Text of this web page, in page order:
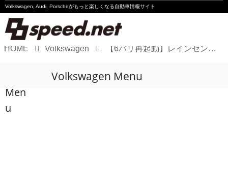
Volkswagen, Audi, Porscheがもっと楽しくなる自動車情報サイト
Audi
HOME Volkswagen 【6バリ再起動】レインセンサーと格闘
Men
u
Volkswagen Menu